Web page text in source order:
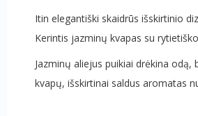
Itin elegantiški skaidrūs išskirtinio
Kerintis jazminų kvapas su
Jazminų aliejus puikiai drėkina
kvapų, išskirtinai saldus aromatas